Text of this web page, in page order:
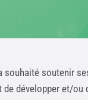
souhaité soutenir
développer et/ou